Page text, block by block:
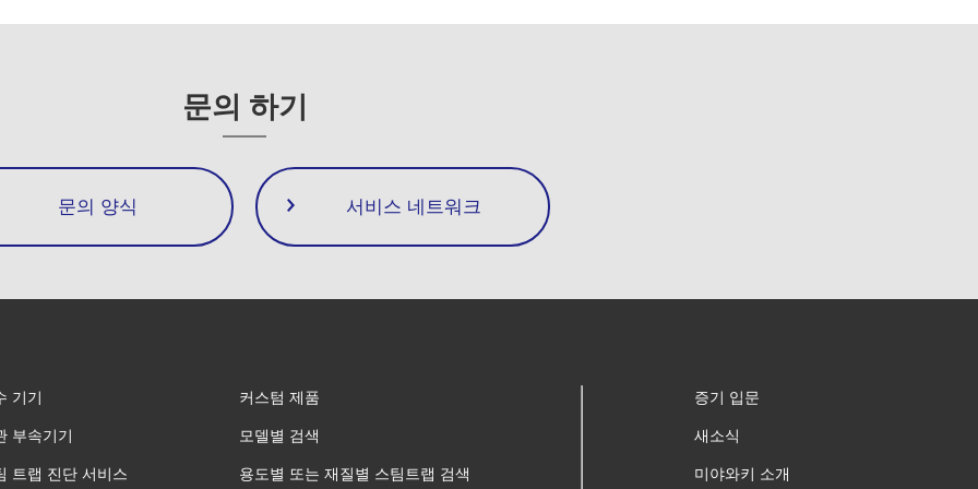
문의 하기
문의 양식 서비스 네트워크
기기
부속기기
트랩 진단 서비스
커스텀 제품
모델별 검색
용도별 또는 재질별 스팀트랩 검색
증기 입문
새소식
미야와키 소개